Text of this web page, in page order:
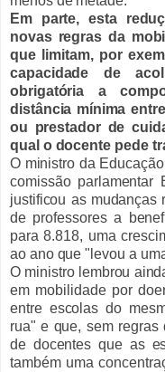
Em parte, esta
novas regras da
que limitam, por
capacidade de
obrigatória a
distância mínima
ou prestador de
qual o docente pede
O ministro da
comissão parlamentar
justificou as mudanças
de professores a
para 8.818, uma
ao ano que "levou a
O ministro lembrou
em mobilidade por
entre escolas do
rua" e que, sem regras
de docentes que as
também uma